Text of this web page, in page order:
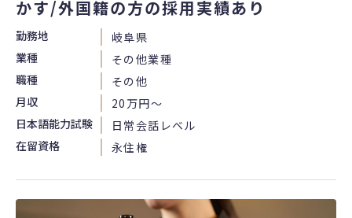
かす/外国籍の方の採用実績あり
勤務地
岐阜県
業種
その他業種
職種
その他
月収
20万円〜
日本語能力試験
日常会話レベル
在留資格
永住権